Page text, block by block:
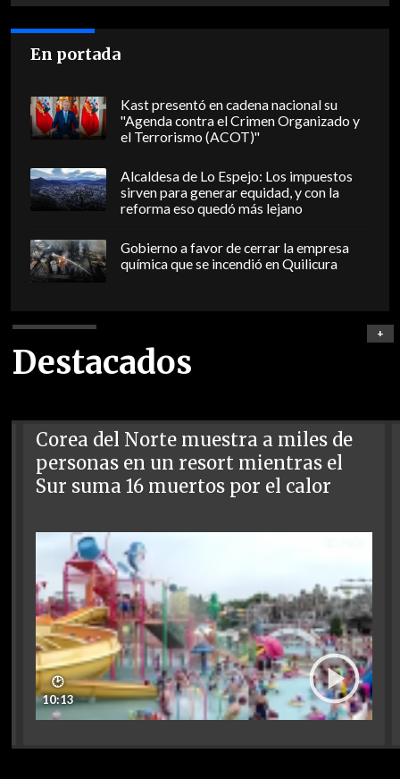
En portada
Kast presentó en cadena nacional su
"Agenda contra el Crimen Organizado y
el Terrorismo (ACOT)"
Alcaldesa de Lo Espejo: Los impuestos
sirven para generar equidad, y con la
reforma eso quedó más lejano
Gobierno a favor de cerrar la empresa
química que se incendió en Quilicura
Destacados
+
Corea del Norte muestra a miles de
personas en un resort mientras el
Sur suma 16 muertos por el calor
🕑
10:13